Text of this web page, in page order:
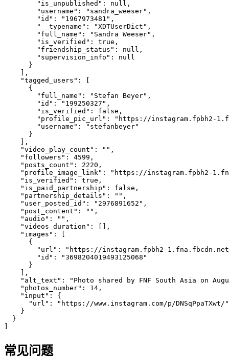
        "is_unpublished": null,
        "username": "sandra_weeser",
        "id": "1967973481",
        "__typename": "XDTUserDict",
        "full_name": "Sandra Weeser",
        "is_verified": true,
        "friendship_status": null,
        "supervision_info": null
      }
    ],
    "tagged_users": [
      {
        "full_name": "Stefan Beyer",
        "id": "199250327",
        "is_verified": false,
"profile_pic_url": "https://instagram.fpbh2-
        "username": "stefanbeyer"
      }
    ],
    "video_play_count": "",
    "followers": 4599,
    "posts_count": 2220,
"profile_image_link": "https://instagram.fpbh2-
    "is_verified": true,
    "is_paid_partnership": false,
    "partnership_details": "",
    "user_posted_id": "2976891652",
    "post_content": "",
    "audio": "",
    "videos_duration": [],
    "images": [
      {
"url": "https://instagram.fpbh2-
        "id": "3698204019493125068"
      }
    ],
"alt_text": "Photo shared by FNF South Asia on
    "photos_number": 14,
    "input": {
      "url": "https://www.instagram.com/p/DNSqPpaTXwt/"
    }
  }
常见问题